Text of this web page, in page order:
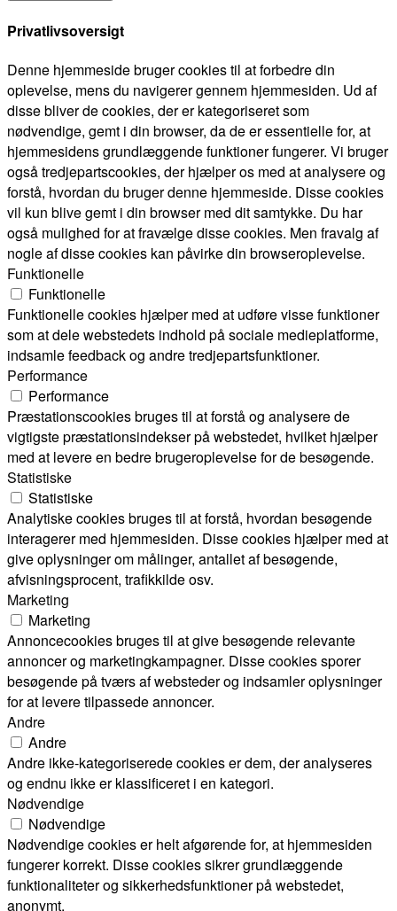
Privatlivsoversigt
Denne hjemmeside bruger cookies til at forbedre din
oplevelse, mens du navigerer gennem hjemmesiden. Ud af
disse bliver de cookies, der er kategoriseret som
nødvendige, gemt i din browser, da de er essentielle for, at
hjemmesidens grundlæggende funktioner fungerer. Vi bruger
også tredjepartscookies, der hjælper os med at analysere og
forstå, hvordan du bruger denne hjemmeside. Disse cookies
vil kun blive gemt i din browser med dit samtykke. Du har
også mulighed for at fravælge disse cookies. Men fravalg af
nogle af disse cookies kan påvirke din browseroplevelse.
Funktionelle
Funktionelle
Funktionelle cookies hjælper med at udføre visse funktioner
som at dele webstedets indhold på sociale medieplatforme,
indsamle feedback og andre tredjepartsfunktioner.
Performance
Performance
Præstationscookies bruges til at forstå og analysere de
vigtigste præstationsindekser på webstedet, hvilket hjælper
med at levere en bedre brugeroplevelse for de besøgende.
Statistiske
Statistiske
Analytiske cookies bruges til at forstå, hvordan besøgende
interagerer med hjemmesiden. Disse cookies hjælper med at
give oplysninger om målinger, antallet af besøgende,
afvisningsprocent, trafikkilde osv.
Marketing
Marketing
Annoncecookies bruges til at give besøgende relevante
annoncer og marketingkampagner. Disse cookies sporer
besøgende på tværs af websteder og indsamler oplysninger
for at levere tilpassede annoncer.
Andre
Andre
Andre ikke-kategoriserede cookies er dem, der analyseres
og endnu ikke er klassificeret i en kategori.
Nødvendige
Nødvendige
Nødvendige cookies er helt afgørende for, at hjemmesiden
fungerer korrekt. Disse cookies sikrer grundlæggende
funktionaliteter og sikkerhedsfunktioner på webstedet,
anonymt.